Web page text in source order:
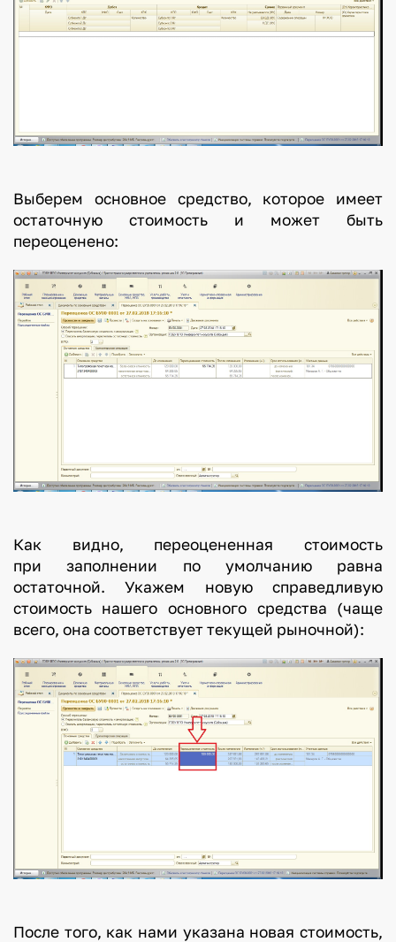
Выберем основное средство, которое имеет
остаточную стоимость и может быть
переоценено:
Как видно, переоцененная стоимость
при заполнении по умолчанию равна
остаточной. Укажем новую справедливую
стоимость нашего основного средства (чаще
всего, она соответствует текущей рыночной):
После того, как нами указана новая стоимость,